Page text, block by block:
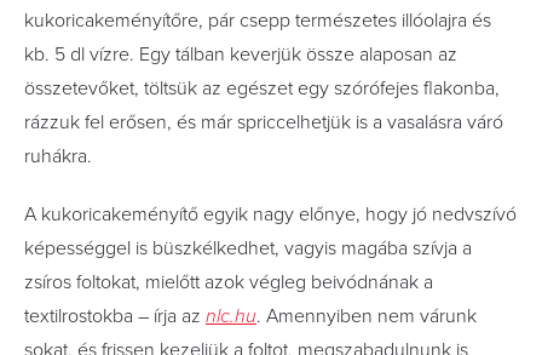
kukoricakeményítőre, pár csepp természetes illóolajra és
kb. 5 dl vízre. Egy tálban keverjük össze alaposan az
összetevőket, töltsük az egészet egy szórófejes flakonba,
rázzuk fel erősen, és már spriccelhetjük is a vasalásra váró
ruhákra.
A kukoricakeményítő egyik nagy előnye, hogy jó nedvszívó
képességgel is büszkélkedhet, vagyis magába szívja a
zsíros foltokat, mielőtt azok végleg beivódnának a
textilrostokba – írja az nlc.hu. Amennyiben nem várunk
sokat, és frissen kezeljük a foltot, megszabadulnunk is